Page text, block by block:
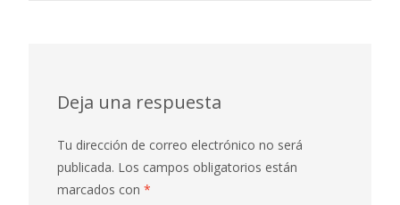
Deja una respuesta
Tu dirección de correo electrónico no será
publicada. Los campos obligatorios están
marcados con *